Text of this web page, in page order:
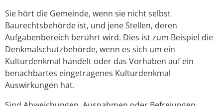
Sie hört die Gemeinde, wenn sie nicht selbst
Baurechtsbehörde ist, und jene Stellen, deren
Aufgabenbereich berührt wird. Dies ist zum Beispiel die
Denkmalschutzbehörde, wenn es sich um ein
Kulturdenkmal handelt oder das Vorhaben auf ein
benachbartes eingetragenes Kulturdenkmal
Auswirkungen hat.